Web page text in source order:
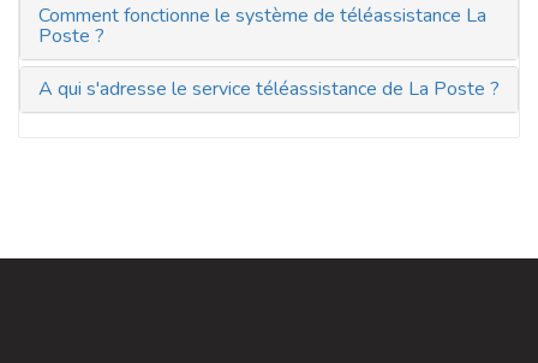
Comment fonctionne le système de téléassistance La
Poste ?
A qui s'adresse le service téléassistance de La Poste ?